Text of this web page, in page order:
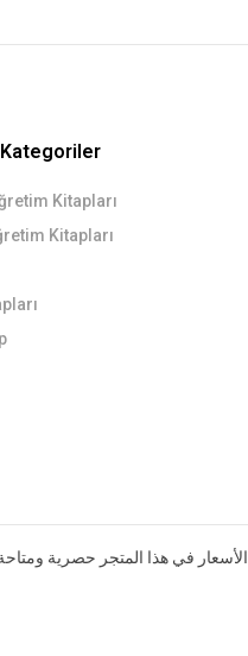
Kitapları
Kitapları
الأسعار في هذا المتجر حصرية